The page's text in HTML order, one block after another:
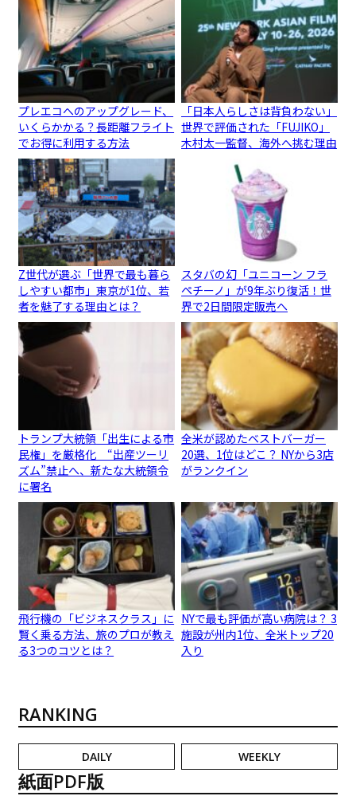
プレエコへのアップグレード、
いくらかかる？長距離フライト
でお得に利用する方法
「日本人らしさは背負わない」
世界で評価された「FUJIKO」
木村太一監督、海外へ挑む理由
Z世代が選ぶ「世界で最も暮ら
しやすい都市」東京が1位、若
者を魅了する理由とは？
スタバの幻「ユニコーン フラ
ペチーノ」が9年ぶり復活！世
界で2日間限定販売へ
トランプ大統領「出生による市
民権」を厳格化 “出産ツーリ
ズム”禁止へ、新たな大統領令
に署名
全米が認めたベストバーガー
20選、1位はどこ？ NYから3店
がランクイン
飛行機の「ビジネスクラス」に
賢く乗る方法、旅のプロが教え
る3つのコツとは？
NYで最も評価が高い病院は？ 3
施設が州内1位、全米トップ20
入り
RANKING
DAILY WEEKLY
紙面PDF版